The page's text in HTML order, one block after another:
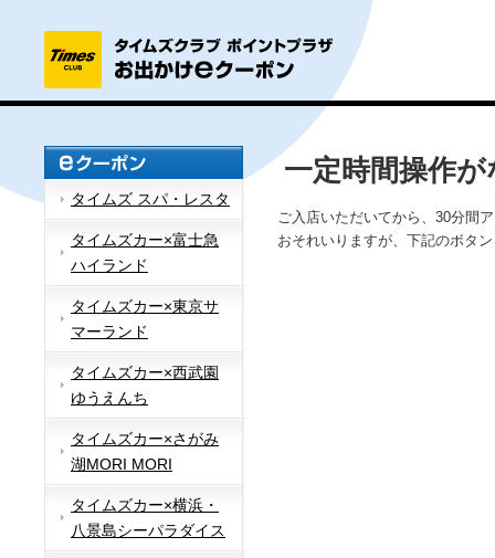
タイムズ スパ・レスタ
タイムズカー×富士急
ハイランド
タイムズカー×東京サ
マーランド
タイムズカー×西武園
ゆうえんち
タイムズカー×さがみ
湖MORI MORI
タイムズカー×横浜・
八景島シーパラダイス
一定時間操作
ご入店いただいてから、30分間
おそれいりますが、下記のボタ